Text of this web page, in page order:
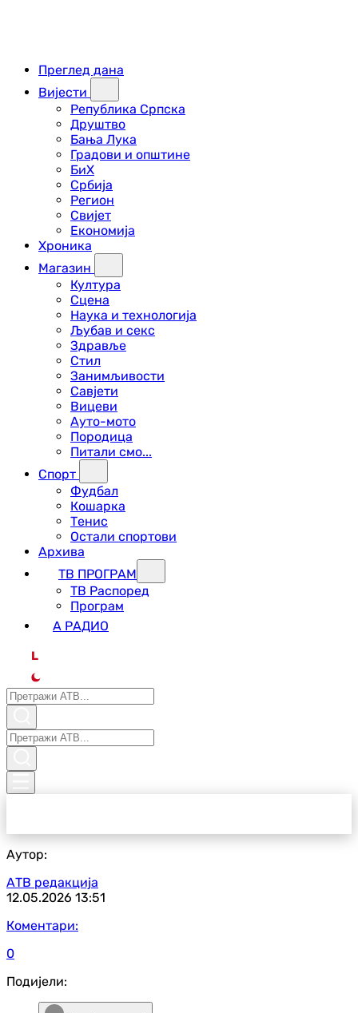
Преглед дана
Вијести
Република Српска
Друштво
Бања Лука
Градови и општине
БиХ
Србија
Регион
Свијет
Економија
Хроника
Магазин
Култура
Сцена
Наука и технологија
Љубав и секс
Здравље
Стил
Занимљивости
Савјети
Вицеви
Ауто-мото
Породица
Питали смо...
Спорт
Фудбал
Кошарка
Тенис
Остали спортови
Архива
ТВ ПРОГРАМ
ТВ Распоред
Програм
А РАДИО
L
Аутор:
АТВ редакција
12.05.2026 13:51
Коментари:
0
Подијели: